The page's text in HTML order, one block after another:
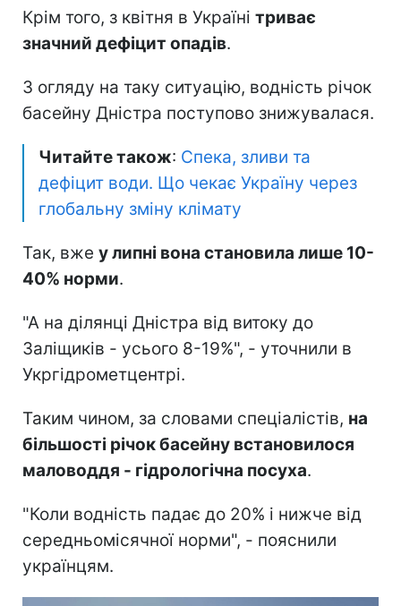
Крім того, з квітня в Україні триває
значний дефіцит опадів.
З огляду на таку ситуацію, водність річок
басейну Дністра поступово знижувалася.
Читайте також: Спека, зливи та
дефіцит води. Що чекає Україну через
глобальну зміну клімату
Так, вже у липні вона становила лише 10-
40% норми.
"А на ділянці Дністра від витоку до
Заліщиків - усього 8-19%", - уточнили в
Укргідрометцентрі.
Таким чином, за словами спеціалістів, на
більшості річок басейну встановилося
маловоддя - гідрологічна посуха.
"Коли водність падає до 20% і нижче від
середньомісячної норми", - пояснили
українцям.